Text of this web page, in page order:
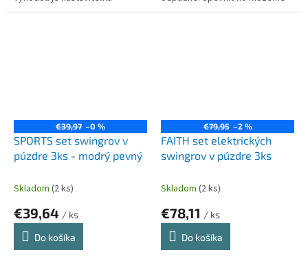
hmotnosť čo zlepší indikáciu aj
pod signalizátor.
€39,97 –0 %
SPORTS set swingrov v
púzdre 3ks - modrý pevný
Skladom (2 ks)
€39,64 / ks
Do košíka
€79,95 –2 %
FAITH set elektrických
swingrov v púzdre 3ks
Skladom (2 ks)
€78,11 / ks
Do košíka